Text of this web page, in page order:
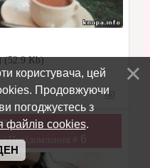
(52.9 Kb)
| Повідомлення # 6
користувача, цей
Продовжуючи
погоджуєтесь з
файлів cookies.